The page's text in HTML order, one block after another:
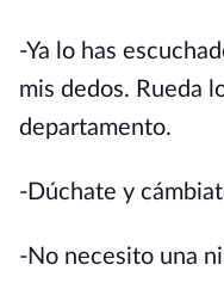
-Ya lo has
mis dedos. Rueda
departamento.
-Dúchate y
-No necesito una